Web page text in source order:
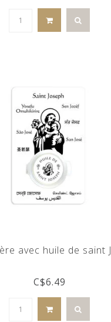
avec huile de saint
C$6.49